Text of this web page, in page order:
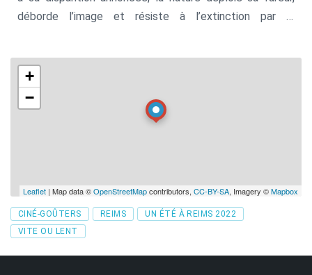
déborde l’image et résiste à l’extinction par la
+
−
Leaflet | Map data ©OpenStreetMapcontributors, CC-BY-SA, Imagery ©Mapbox
Tags
CINÉ-GOÛTERS REIMS
UN ÉTÉ À REIMS 2022
VITE OU LENT